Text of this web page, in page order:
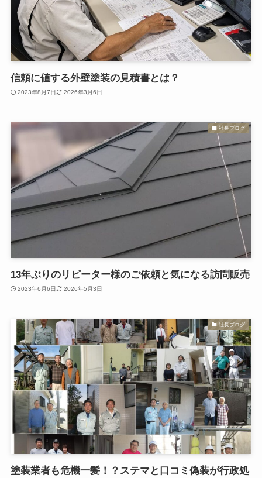
信頼に値する外壁塗装の見積書とは？
2023年8月7日 2026年3月6日
社長ブログ
13年ぶりのリピーター様のご依頼と気になる訪問販売
2023年6月6日 2026年5月3日
社長ブログ
塗装業者も危機一髪！？ステマと口コミ偽装が行政処